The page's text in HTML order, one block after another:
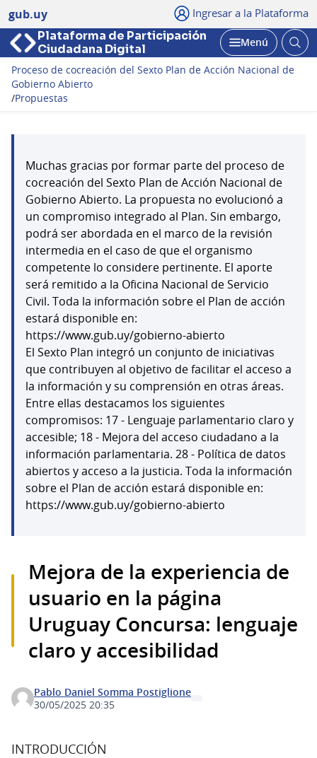
gub.uy Ingresar a la Plataforma
Plataforma de Participación
Ciudadana Digital
Abrir
Menú
Proceso de cocreación del Sexto Plan de Acción Nacional de
Gobierno Abierto
/Propuestas
Muchas gracias por formar parte del proceso de
cocreación del Sexto Plan de Acción Nacional de
Gobierno Abierto. La propuesta no evolucionó a
un compromiso integrado al Plan. Sin embargo,
podrá ser abordada en el marco de la revisión
intermedia en el caso de que el organismo
competente lo considere pertinente. El aporte
será remitido a la Oficina Nacional de Servicio
Civil. Toda la información sobre el Plan de acción
estará disponible en:
https://www.gub.uy/gobierno-abierto
El Sexto Plan integró un conjunto de iniciativas
que contribuyen al objetivo de facilitar el acceso a
la información y su comprensión en otras áreas.
Entre ellas destacamos los siguientes
compromisos: 17 - Lenguaje parlamentario claro y
accesible; 18 - Mejora del acceso ciudadano a la
información parlamentaria. 28 - Política de datos
abiertos y acceso a la justicia. Toda la información
sobre el Plan de acción estará disponible en:
https://www.gub.uy/gobierno-abierto
Mejora de la experiencia de
usuario en la página
Uruguay Concursa: lenguaje
claro y accesibilidad
Pablo Daniel Somma Postiglione
30/05/2025 20:35
INTRODUCCIÓN